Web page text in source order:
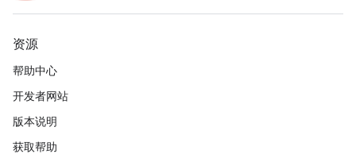
资源
帮助中心
开发者网站
版本说明
获取帮助